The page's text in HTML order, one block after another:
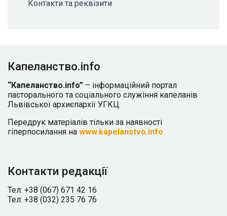
Контакти та реквізити
Капеланство.info
“Капеланство.info” – інформаційний портал
пасторального та соціального служіння капеланів
Львівської архиєпархії УГКЦ.
Передрук матеріалів тільки за наявності
гіперпосилання на www.kapelanstvo.info
Контакти редакції
Тел: +38 (067) 671 42 16
Тел: +38 (032) 235 76 76